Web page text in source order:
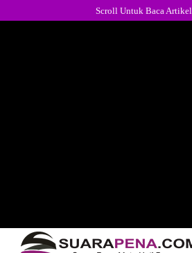
ke
Scroll Untuk Baca Artikel